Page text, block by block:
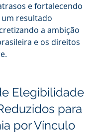
e fortalecendo
um resultado
a ambição
e os direitos
Elegibilidade
para
por Vínculo